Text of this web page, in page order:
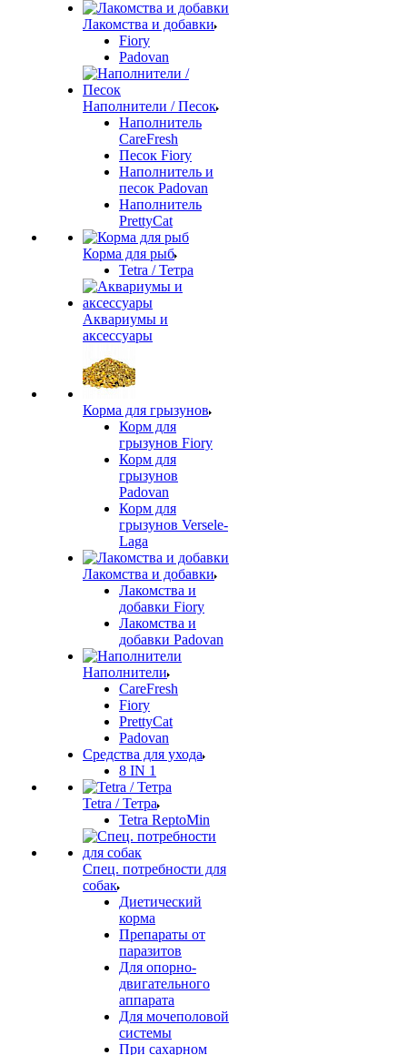
Лакомства и добавки
Fiory
Padovan
Наполнители / Песок
Наполнитель
CareFresh
Песок Fiory
Наполнитель и
песок Padovan
Наполнитель
PrettyCat
Корма для рыб
Tetra / Тетра
Аквариумы и
аксессуары
Корма для грызунов
Корм для
грызунов Fiory
Корм для
грызунов
Padovan
Корм для
грызунов Versele-
Laga
Лакомства и добавки
Лакомства и
добавки Fiory
Лакомства и
добавки Padovan
Наполнители
CareFresh
Fiory
PrettyCat
Padovan
Средства для ухода
8 IN 1
Tetra / Тетра
Tetra ReptoMin
Спец. потребности для
собак
Диетический
корма
Препараты от
паразитов
Для опорно-
двигательного
аппарата
Для мочеполовой
системы
При сахарном